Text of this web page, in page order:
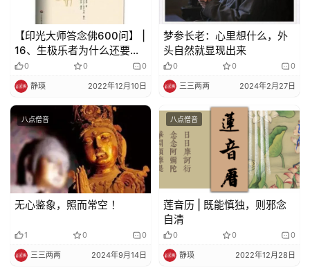
【印光大师答念佛600问】 |
16、生极乐者为什么还要常
念三宝？
0 0 0
静瑛 2022年12月10日
梦参长老：心里想什么，外
头自然就显现出来
0 0 0
三三两两 2024年2月27日
八点僧音
无心鉴象，照而常空 ！
1 0 0
三三两两 2024年9月14日
八点僧音
莲音历 | 既能慎独，则邪念
自清
0 0 0
静瑛 2022年12月28日